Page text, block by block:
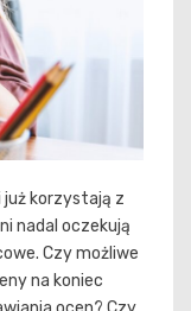
korzystają z
nadal oczekują
Czy możliwe
na koniec